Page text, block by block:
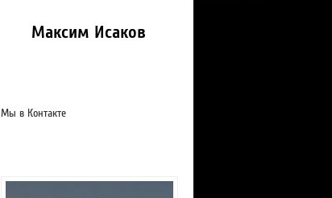
Максим Исаков
Мы в Контакте